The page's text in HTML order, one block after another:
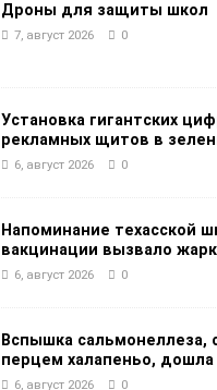
Дроны для защиты школ
7, август 2026 0
Установка гигантских
рекламных щитов в
6, август 2026 0
Напоминание техасской
вакцинации вызвало
6, август 2026 0
Вспышка сальмонеллеза,
перцем халапеньо, дошла
6, август 2026 0